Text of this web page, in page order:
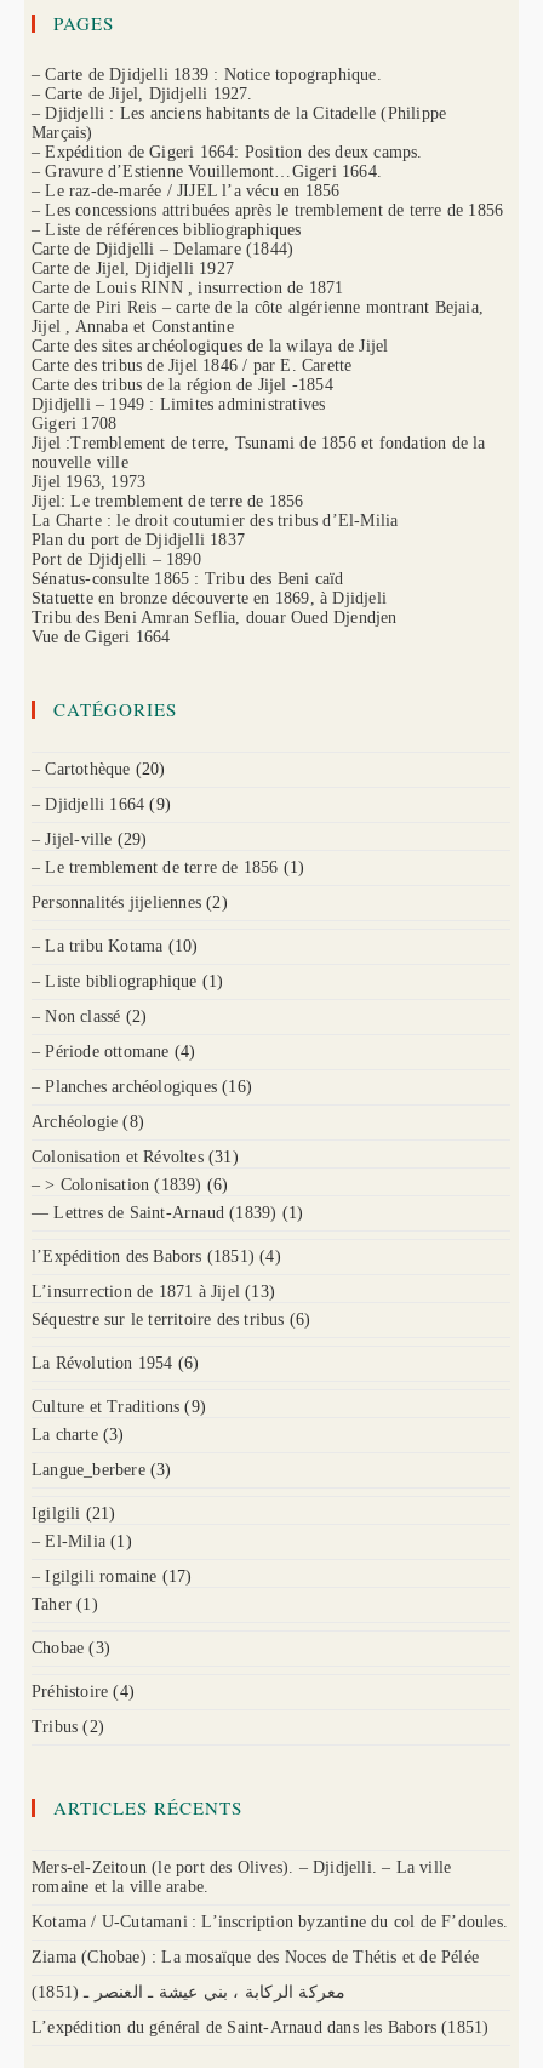
PAGES
– Carte de Djidjelli 1839 : Notice topographique.
– Carte de Jijel, Djidjelli 1927.
– Djidjelli : Les anciens habitants de la Citadelle (Philippe
Marçais)
– Expédition de Gigeri 1664: Position des deux camps.
– Gravure d’Estienne Vouillemont…Gigeri 1664.
– Le raz-de-marée / JIJEL l’a vécu en 1856
– Les concessions attribuées après le tremblement de terre de 1856
– Liste de références bibliographiques
Carte de Djidjelli – Delamare (1844)
Carte de Jijel, Djidjelli 1927
Carte de Louis RINN , insurrection de 1871
Carte de Piri Reis – carte de la côte algérienne montrant Bejaia,
Jijel , Annaba et Constantine
Carte des sites archéologiques de la wilaya de Jijel
Carte des tribus de Jijel 1846 / par E. Carette
Carte des tribus de la région de Jijel -1854
Djidjelli – 1949 : Limites administratives
Gigeri 1708
Jijel :Tremblement de terre, Tsunami de 1856 et fondation de la
nouvelle ville
Jijel 1963, 1973
Jijel: Le tremblement de terre de 1856
La Charte : le droit coutumier des tribus d’El-Milia
Plan du port de Djidjelli 1837
Port de Djidjelli – 1890
Sénatus-consulte 1865 : Tribu des Beni caïd
Statuette en bronze découverte en 1869, à Djidjeli
Tribu des Beni Amran Seflia, douar Oued Djendjen
Vue de Gigeri 1664
CATÉGORIES
– Cartothèque (20)
– Djidjelli 1664 (9)
– Jijel-ville (29)
– Le tremblement de terre de 1856 (1)
Personnalités jijeliennes (2)
– La tribu Kotama (10)
– Liste bibliographique (1)
– Non classé (2)
– Période ottomane (4)
– Planches archéologiques (16)
Archéologie (8)
Colonisation et Révoltes (31)
– > Colonisation (1839) (6)
— Lettres de Saint-Arnaud (1839) (1)
l’Expédition des Babors (1851) (4)
L’insurrection de 1871 à Jijel (13)
Séquestre sur le territoire des tribus (6)
La Révolution 1954 (6)
Culture et Traditions (9)
La charte (3)
Langue_berbere (3)
Igilgili (21)
– El-Milia (1)
– Igilgili romaine (17)
Taher (1)
Chobae (3)
Préhistoire (4)
Tribus (2)
ARTICLES RÉCENTS
Mers-el-Zeitoun (le port des Olives). – Djidjelli. – La ville
romaine et la ville arabe.
Kotama / U-Cutamani : L’inscription byzantine du col de F’doules.
Ziama (Chobae) : La mosaïque des Noces de Thétis et de Pélée
(1851) معركة الركابة ، بني عيشة ـ العنصر ـ
L’expédition du général de Saint-Arnaud dans les Babors (1851)